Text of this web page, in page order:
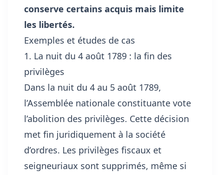
conserve certains acquis mais limite
les libertés.
Exemples et études de cas
1. La nuit du 4 août 1789 : la fin des
privilèges
Dans la nuit du 4 au 5 août 1789,
l’Assemblée nationale constituante vote
l’abolition des privilèges. Cette décision
met fin juridiquement à la société
d’ordres. Les privilèges fiscaux et
seigneuriaux sont supprimés, même si